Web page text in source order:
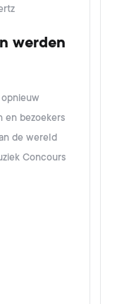
werden
en bezoekers
de wereld
Concours